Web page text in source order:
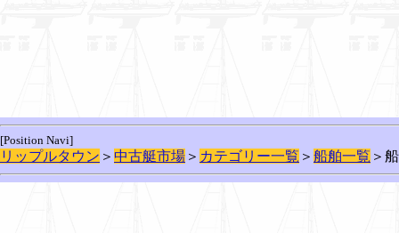
[Position Navi]
リップルタウン ＞ 中古艇市場 ＞ カテゴリー一覧 ＞ 船舶一覧 ＞